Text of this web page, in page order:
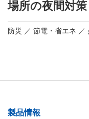
場所の夜間対策
防災 節電・省エネ
製品情報